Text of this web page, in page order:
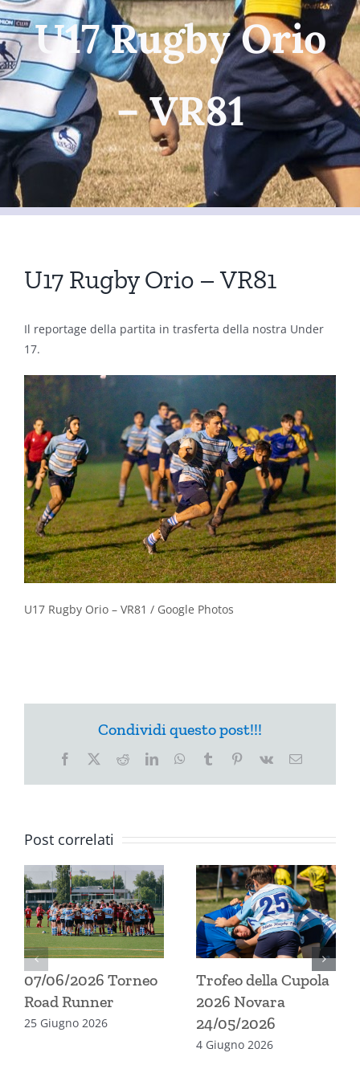
U17 Rugby Orio
– VR81
U17 Rugby Orio – VR81
Il reportage della partita in trasferta della nostra Under
17.
U17 Rugby Orio – VR81 / Google Photos
Condividi questo post!!!
Facebook
X RedditLinkedInWhatsApp
Tumblr Pinterest
Vk Email
Post correlati
07/06/2026 Torneo
Road Runner
25 Giugno 2026
Trofeo della Cupola
2026 Novara
24/05/2026
4 Giugno 2026